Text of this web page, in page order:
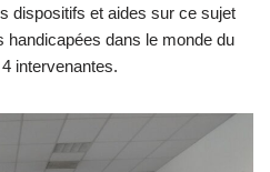
dispositifs et aides sur ce sujet
handicapées dans le monde du
intervenantes.